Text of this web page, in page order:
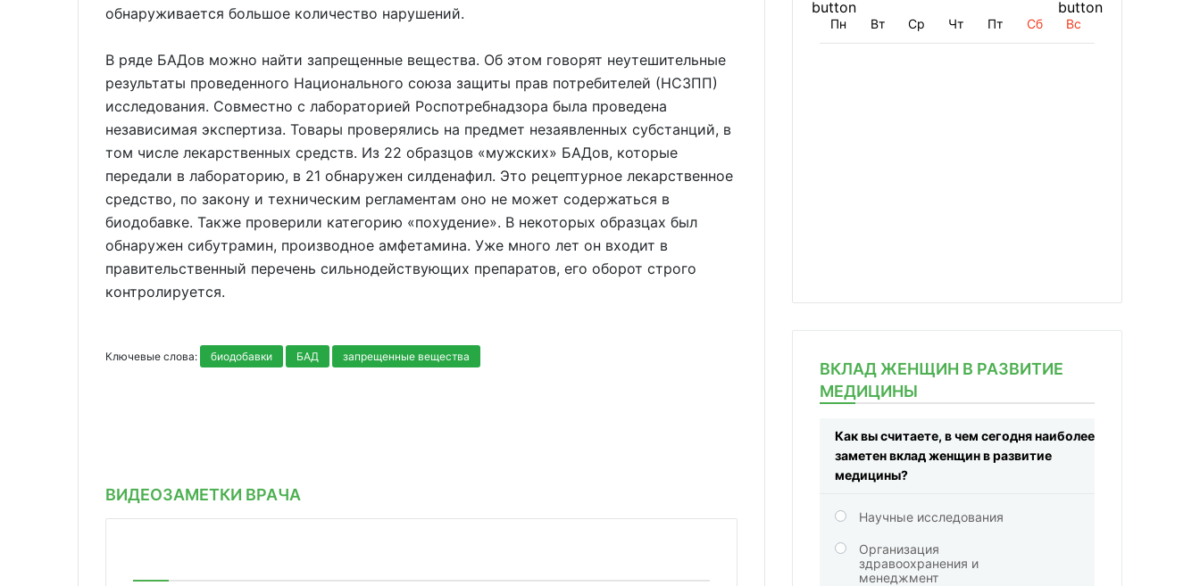
обнаруживается большое количество нарушений.
В ряде БАДов можно найти запрещенные вещества. Об этом говорят неутешительные
результаты проведенного Национального союза защиты прав потребителей (НСЗПП)
исследования. Совместно с лабораторией Роспотребнадзора была проведена
независимая экспертиза. Товары проверялись на предмет незаявленных субстанций, в
том числе лекарственных средств. Из 22 образцов «мужских» БАДов, которые
передали в лабораторию, в 21 обнаружен силденафил. Это рецептурное лекарственное
средство, по закону и техническим регламентам оно не может содержаться в
биодобавке. Также проверили категорию «похудение». В некоторых образцах был
обнаружен сибутрамин, производное амфетамина. Уже много лет он входит в
правительственный перечень сильнодействующих препаратов, его оборот строго
контролируется.
Ключевые слова: биодобавки БАД запрещенные вещества
ВИДЕОЗАМЕТКИ ВРАЧА
Пн Вт Ср Чт Пт Сб Вс
ВКЛАД ЖЕНЩИН В РАЗВИТИЕ
МЕДИЦИНЫ
Как вы считаете, в чем сегодня наиболее
заметен вклад женщин в развитие
медицины?
Научные исследования
Организация
здравоохранения и
менеджмент